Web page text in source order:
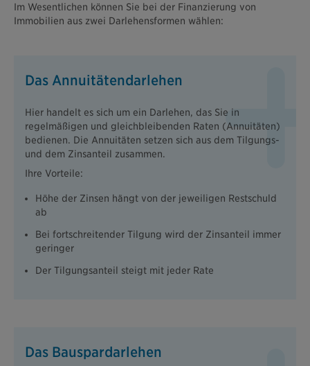
Im Wesentlichen können Sie bei der Finanzierung von
Immobilien aus zwei Darlehensformen wählen:
Das Annuitätendarlehen
Hier handelt es sich um ein Darlehen, das Sie in
regelmäßigen und gleichbleibenden Raten (Annuitäten)
bedienen. Die Annuitäten setzen sich aus dem Tilgungs-
und dem Zinsanteil zusammen.
Ihre Vorteile:
Höhe der Zinsen hängt von der jeweiligen Restschuld
ab
Bei fortschreitender Tilgung wird der Zinsanteil immer
geringer
Der Tilgungsanteil steigt mit jeder Rate
Das Bauspardarlehen